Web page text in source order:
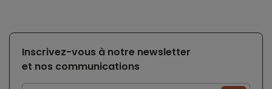
Inscrivez-vous à notre newsletter
et nos communications